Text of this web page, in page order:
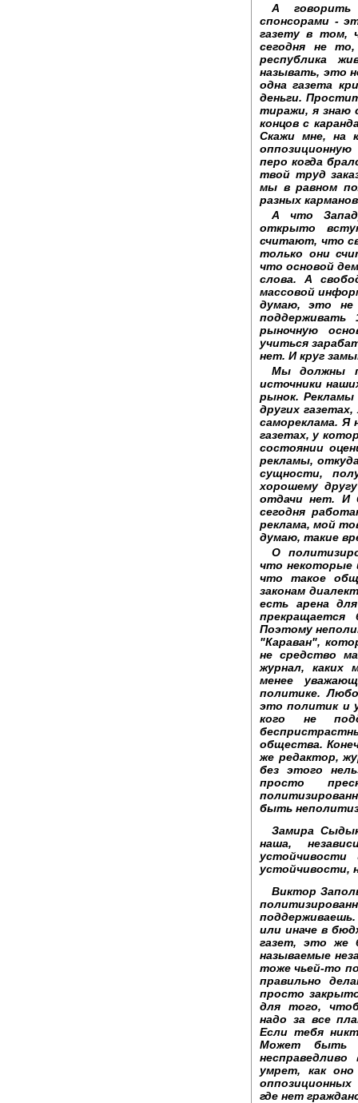
А говорить
спонсорами -
газету в том,
сегодня не
республика
называть, это
одна газета
деньги.
тиражи, я знаю
концов с
Скажи мне, на
перо когда
твой труд
мы в равном
разных
А что
открыто
считают, что
только они
что основой
слова. А
массовой
думаю, это не
рыночную
учиться
нет. И круг
Мы должны
источники
рынок. Рекламы
других
самореклама. Я
газетах, у
состоянии
рекламы,
сущности,
хорошему
отдачи нет. И
сегодня
реклама, мой
думаю, такие
О
что некоторые
что такое
законам
есть арена
прекращается
Поэтому
"Караван",
не средство
журнал, каких
менее
политике.
это политик и
кого не
общества.
же редактор,
без этого
просто
быть
Замира
наша,
устойчивости,
Виктор
или иначе в
газет, это же
называемые
тоже чьей-то
правильно
просто
для того,
надо за все
Если тебя
Может быть
умрет, как
где нет